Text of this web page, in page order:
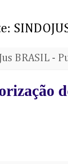
BRASIL -